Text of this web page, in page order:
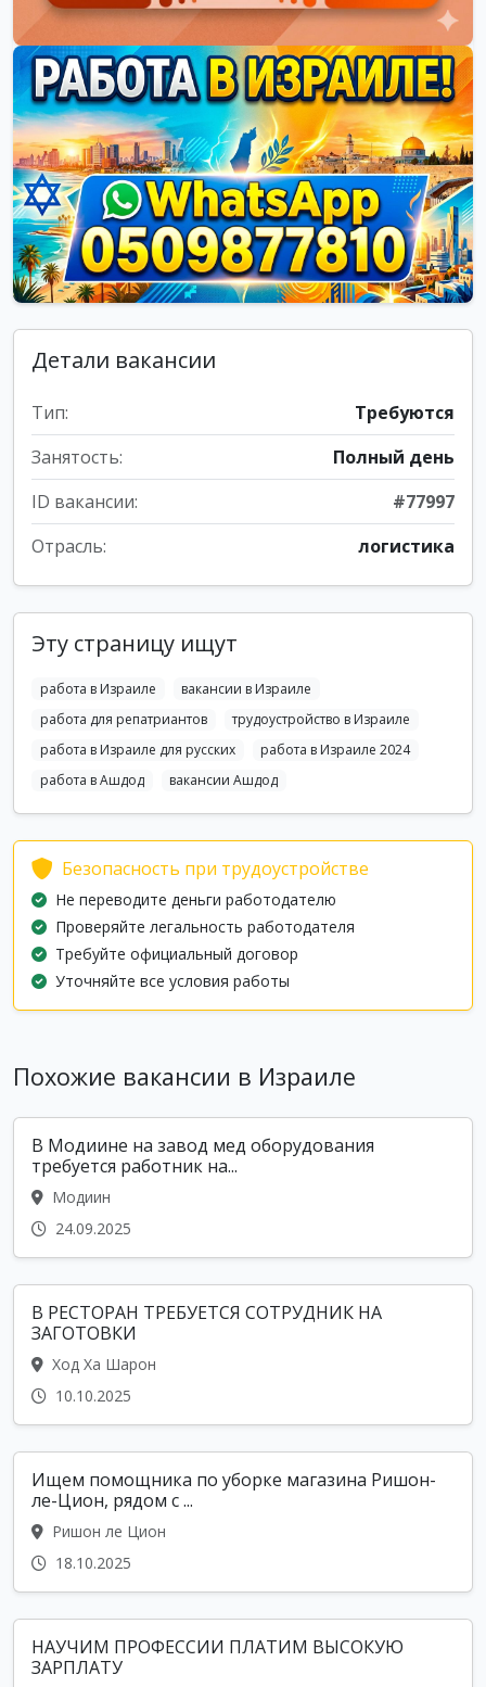
Детали вакансии
Тип:
Требуются
Занятость:
Полный день
ID вакансии:
#77997
Отрасль:
логистика
Эту страницу ищут
работа в Израиле
вакансии в Израиле
работа для репатриантов
трудоустройство в Израиле
работа в Израиле для русских
работа в Израиле 2024
работа в Ашдод
вакансии Ашдод
Безопасность при трудоустройстве
Не переводите деньги работодателю
Проверяйте легальность работодателя
Требуйте официальный договор
Уточняйте все условия работы
Похожие вакансии в Израиле
В Модиине на завод мед оборудования
требуется работник на...
Модиин
24.09.2025
В РЕСТОРАН ТРЕБУЕТСЯ СОТРУДНИК НА
ЗАГОТОВКИ
Ход Ха Шарон
10.10.2025
Ищем помощника по уборке магазина Ришон-
ле-Цион, рядом с ...
Ришон ле Цион
18.10.2025
НАУЧИМ ПРОФЕССИИ ПЛАТИМ ВЫСОКУЮ
ЗАРПЛАТУ